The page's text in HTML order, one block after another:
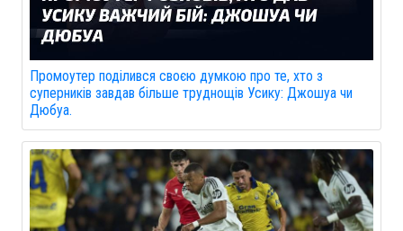
Промоутер поділився своєю думкою про те, хто з
суперників завдав більше труднощів Усику: Джошуа чи
Дюбуа.